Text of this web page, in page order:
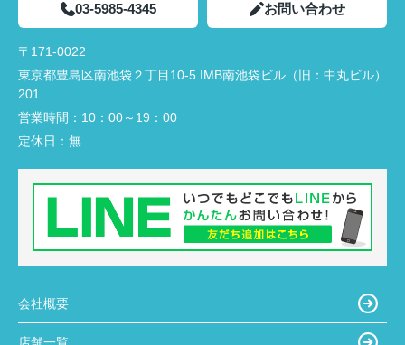
03-5985-4345 お問い合わせ
〒171-0022
東京都豊島区南池袋２丁目10-5 IMB南池袋ビル（旧：中丸ビル）
201
営業時間： 10：00～19：00
定休日： 無
会社概要
店舗一覧